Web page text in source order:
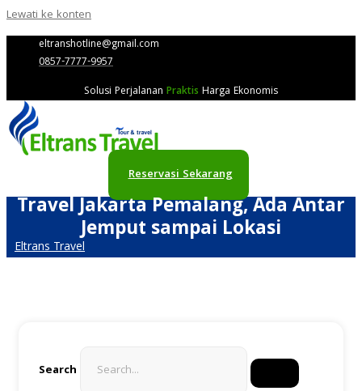
Lewati ke konten
eltranshotline@gmail.com
0857-7777-9957
Solusi Perjalanan Praktis Harga Ekonomis
Reservasi Sekarang
Travel Jakarta Pemalang, Ada Antar
Jemput sampai Lokasi
Eltrans Travel
Search